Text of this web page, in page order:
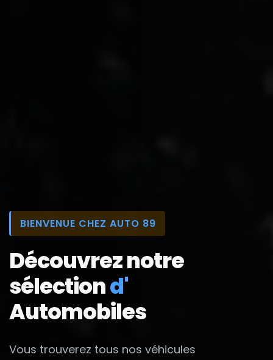
BIENVENUE CHEZ AUTO 89
Découvrez notre
sélectiond'
Automobiles
Vous trouverez tous nos véhicules